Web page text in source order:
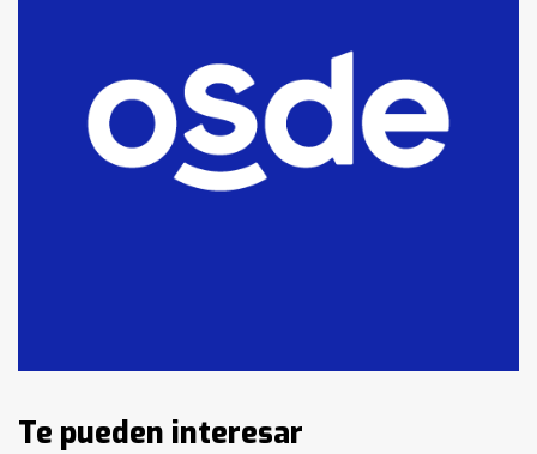
fueron detenidos por
comercialización de drogas en la
tarde del sábado
T.Lauquen: se vendió el edificio de
lo que fue la planta Industrial del
Identidad de los adolescentes
pampeanos que fueron
Te pueden interesar